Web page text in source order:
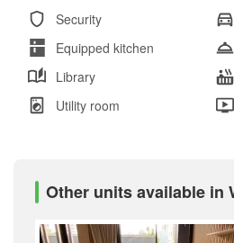
Security
Equipped kitchen
Library
Utility room
Other units available in